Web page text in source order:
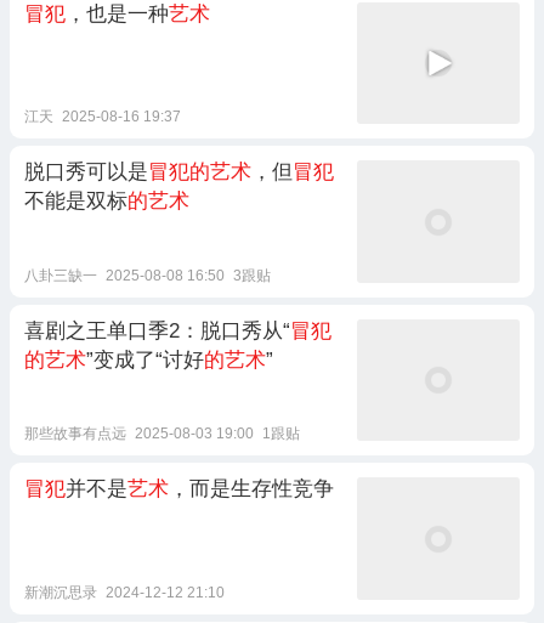
冒犯 ，也是一种艺术
江天 2025-08-16 19:37
脱口秀可以是冒犯的艺术 ，但 冒犯
不能是双标的艺术
八卦三缺一 2025-08-08 16:50 3跟贴
喜剧之王单口季2：脱口秀从“冒犯
的艺术”变成了“讨好的艺术”
那些故事有点远 2025-08-03 19:00 1跟贴
冒犯并不是艺术 ，而是生存性竞争
新潮沉思录 2024-12-12 21:10